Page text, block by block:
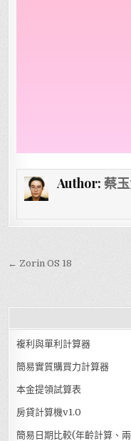
Author: 蔡
文章導覽
← Zorin OS 18
複利與單利計算器
簡易實質購買力計算器
本金提領試算表
房貸計算機v1.0
簡易日期比較(年齡計算、